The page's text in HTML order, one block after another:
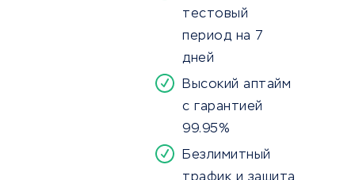
тестовый
период на 7
дней
Высокий аптайм
с гарантией
99.95%
Безлимитный